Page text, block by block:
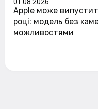
Apple може
році: модель без
можливостями